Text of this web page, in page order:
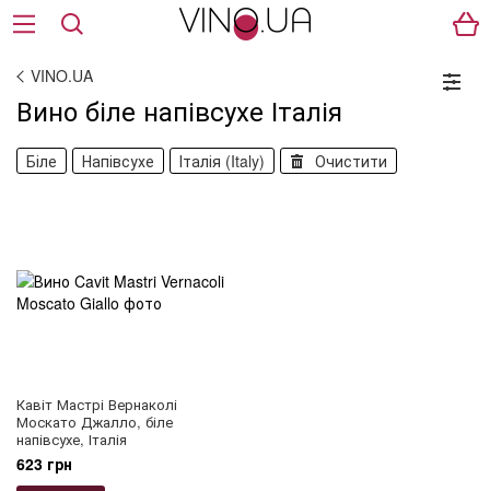
VINO.UA
Вино біле напівсухе Італія
Біле Напівсухе Італія (Italy) Очистити
Кавіт Мастрі Вернаколі
Москато Джалло, біле
напівсухе, Італія
623 грн